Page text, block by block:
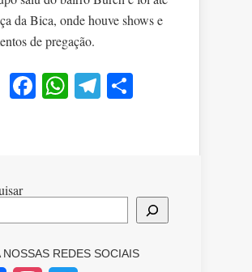
da Bica, onde houve shows e
de pregação.
Facebook
WhatsApp
Telegram
NOSSAS REDES SOCIAIS